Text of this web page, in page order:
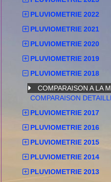
PLUVIOMETRIE 2022
PLUVIOMETRIE 2021
PLUVIOMETRIE 2020
PLUVIOMETRIE 2019
PLUVIOMETRIE 2018
COMPARAISON A LA
COMPARAISON
PLUVIOMETRIE 2017
PLUVIOMETRIE 2016
PLUVIOMETRIE 2015
PLUVIOMETRIE 2014
PLUVIOMETRIE 2013